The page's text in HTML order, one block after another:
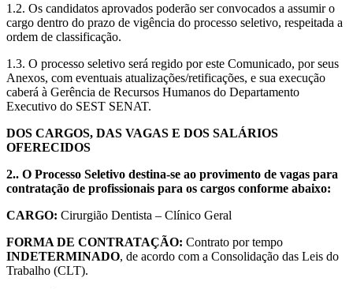
1.2. Os candidatos aprovados poderão ser convocados a assumir o
cargo dentro do prazo de vigência do processo seletivo, respeitada a
ordem de classificação.
1.3. O processo seletivo será regido por este Comunicado, por seus
Anexos, com eventuais atualizações/retificações, e sua execução
caberá à Gerência de Recursos Humanos do Departamento
Executivo do SEST SENAT.
DOS CARGOS, DAS VAGAS E DOS SALÁRIOS
OFERECIDOS
2.. O Processo Seletivo destina-se ao provimento de vagas para
contratação de profissionais para os cargos conforme abaixo:
CARGO: Cirurgião Dentista – Clínico Geral
FORMA DE CONTRATAÇÃO: Contrato por tempo
INDETERMINADO, de acordo com a Consolidação das Leis do
Trabalho (CLT).